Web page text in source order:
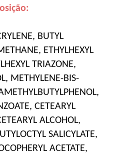
BUTYL
ETHYLHEXYL
TRIAZONE,
METHYLENE-BIS-
CETEARYL
ALCOHOL,
SALICYLATE,
ACETATE,